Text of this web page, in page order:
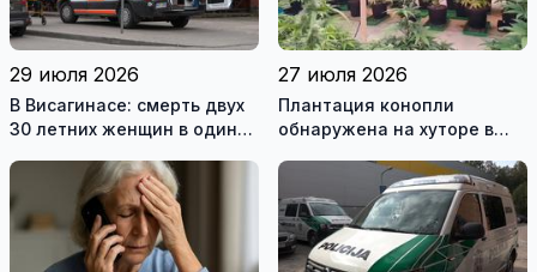
29 июля 2026
В Висагинасе: смерть двух
30 летних женщин в один
27 июля 2026
Плантация конопли
обнаружена на хуторе в